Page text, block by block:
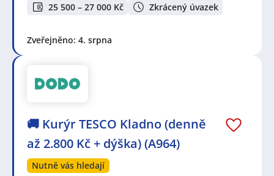
25 500 – 27 000 Kč Zkrácený úvazek
Zveřejněno: 4. srpna
🚚 Kurýr TESCO Kladno (denně
až 2.800 Kč + dýška) (A964)
Nutně vás hledají